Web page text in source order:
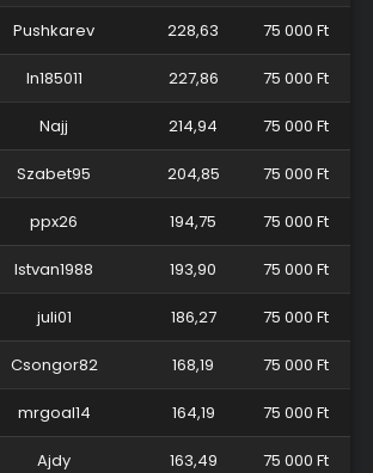
Pushkarev 228,63 75 000 Ft
ln185011 227,86 75 000 Ft
Najj 214,94 75 000 Ft
Szabet95 204,85 75 000 Ft
ppx26 194,75 75 000 Ft
Istvan1988 193,90 75 000 Ft
juli01 186,27 75 000 Ft
Csongor82 168,19 75 000 Ft
mrgoal14 164,19 75 000 Ft
Ajdy 163,49 75 000 Ft